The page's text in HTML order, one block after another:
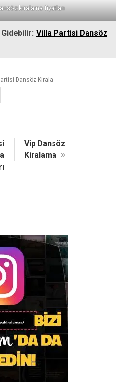
kiralama fiyatları
Villa Partisi Dansöz
Dansöz Kirala
Vip Dansöz
Kiralama